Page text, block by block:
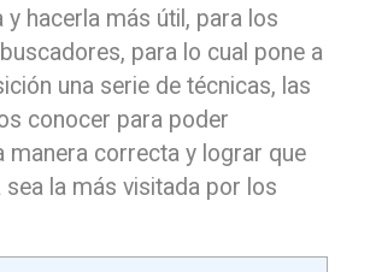
y hacerla más útil, para los
para lo cual pone a
una serie de técnicas, las
conocer para poder
manera correcta y lograr que
la más visitada por los